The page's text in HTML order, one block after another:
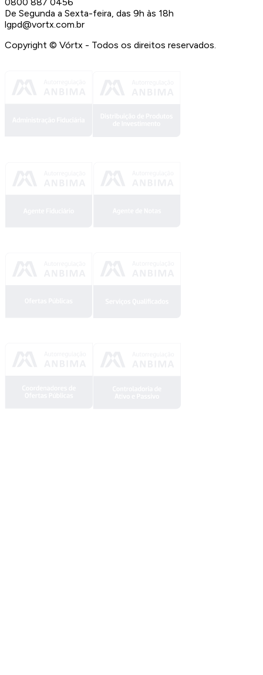
De Segunda a Sexta-feira, das 9h às 18h
lgpd@vortx.com.br
Copyright © Vórtx - Todos os direitos reservados.